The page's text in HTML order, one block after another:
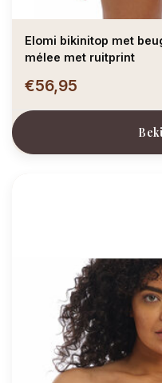
Elomi bikinitop met
mélee met ruitprint
€56,95